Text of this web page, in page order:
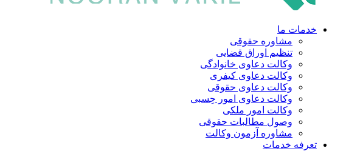
خدمات ما
مشاوره حقوقی
تنظیم اوراق قضایی
وکالت دعاوی خانوادگی
وکالت دعاوی کیفری
وکالت دعاوی حقوقی
وکالت دعاوی امور حِسبی
وکالت امور ملکی
وصول مطالبات حقوقی
مشاوره آزمون وکالت
تعرفه خدمات